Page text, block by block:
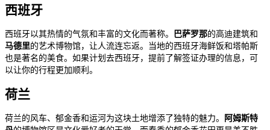
西班牙
西班牙以其热情的气氛和丰富的文化而著称。 巴萨罗那的高迪建筑和
马德里的艺术博物馆，让人流连忘返。当地的西班牙海鲜饭和塔帕斯
也是著名的美食。如果计划去西班牙，提前了解签证办理的信息，可
以让你的行程更加顺利。
荷兰
荷兰的风车、郁金香和运河为这块土地增添了独特的魅力。
阿姆斯特